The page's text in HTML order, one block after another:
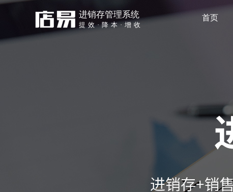
进销存管理系统
提效·降本·增收
首页